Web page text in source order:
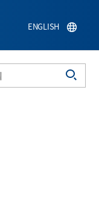
ENGLISH